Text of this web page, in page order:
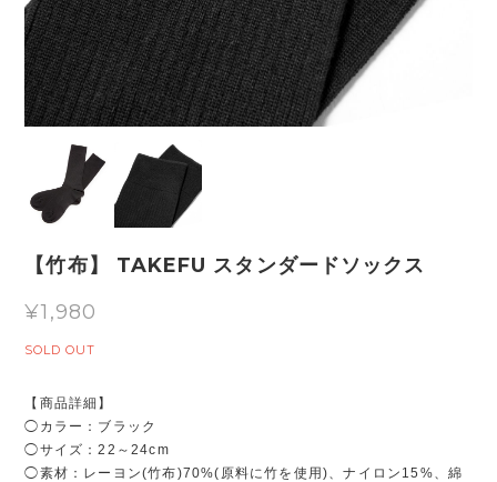
【竹布】 TAKEFU スタンダードソックス
¥1,980
SOLD OUT
【商品詳細】
◯カラー：ブラック
◯サイズ：22～24cm
◯素材：レーヨン(竹布)70%(原料に竹を使用)、ナイロン15%、綿